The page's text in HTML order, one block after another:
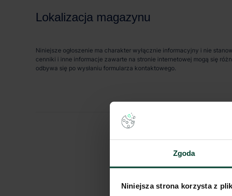
Zgoda
Niniejsza strona korzysta z
Lokalizacja magazynu
Niniejsze ogłoszenie ma charakter wyłącznie informacyjny i nie
cenniki i inne informacje zawarte na stronie internetowej mogą się
odbywa się po wysłaniu formularza kontaktowego.